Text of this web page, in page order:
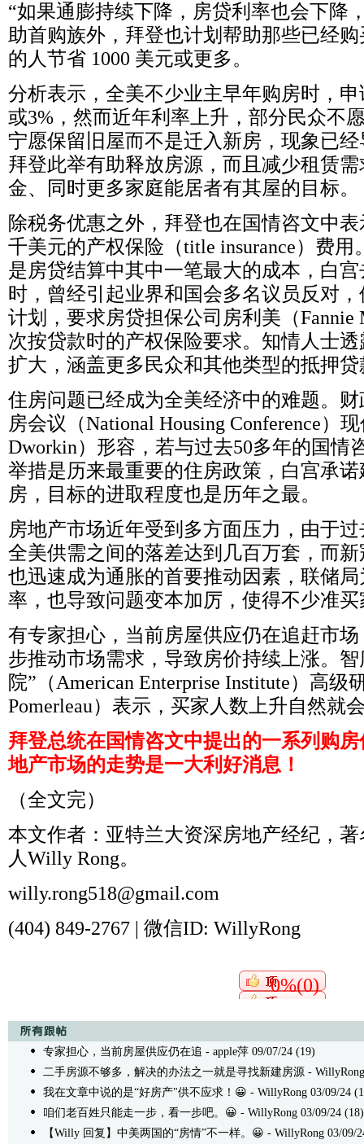
“如果通膨持续下降，房贷利率也会下降
助首购族外，拜登也计划帮助那些已经
的人节省 1000 美元或更多。
分析表示，全美不少业主早年购房时，
或3% ，然而近年利率上升，部分民众不
宁愿保留旧屋而不是迁入新房，现象已
拜登此举有助释放房源，而且减少租赁
金、同时更多家庭能居者有其屋的目标。
除税务优惠之外，拜登也在国情咨文中
千美元的产权保险（title insurance）费用
是房贷结算中其中一笔最大的成本，白
时，曾经引起业界和国会多名议员反对
计划，要求房贷担保公司房利美（Fannie
次按贷款时的产权保险要求。知情人士
扩大，涵盖更多民众和其他类型的抵押贷
住房问题已经成为全美经济中的难题。
房会议（National Housing Conference）
Dworkin）形容，若与过去50多年的国情
举措是历来最重要的住房政策，白宫承
房，目标的进取程度也是历年之最。
房地产市场近年受到多方面压力，由于
全美供需之间的落差达到几百万套，而
也迅速成为通胀的首要推动因素，联储
率，也导致问题变本加厉，使得不少准
有专家担心，当前房屋供应仍在追赶市
步推动市场需求，导致房价持续上涨。
院”（American Enterprise Institute）高级
Pomerleau）表示，买家人数上升自然就
拜登总统在国情咨文中提出的一系列购
地产市场的走势是一大利好消息！
（全文完）
本文作者：亚特兰大资深房地产经纪，
人Willy Rong。
willy.rong518@gmail.com
(404) 849-2767 | 微信ID: WillyRong
0%(0)
专家担心，当前房屋供应仍在追 - apple萍 09/07/24 (19)
二手房源不够多，解决的办法之一就是寻找新建房源 -
我在文章中说的是“好房产"供不应求！😀 - WillyRong 03/09/24
咱们老百姓只能走一步，看一步吧。😀 - WillyRong 03/09/24 (18)
【Willy 回复】中美两国的“房情”不一样。😀 - WillyRong 03/09/